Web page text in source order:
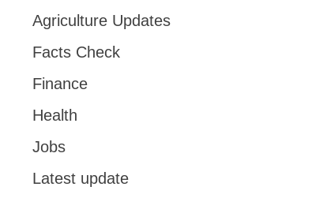
Agriculture Updates
Facts Check
Finance
Health
Jobs
Latest update